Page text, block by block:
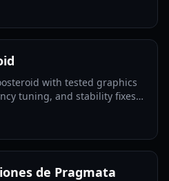
with tested graphics
tuning, and stability fixes
de Pragmata